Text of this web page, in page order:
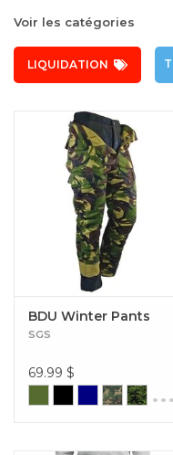
Voir les catégories
LIQUIDATION
BDU Winter Pants
SGS
69.99 $
...